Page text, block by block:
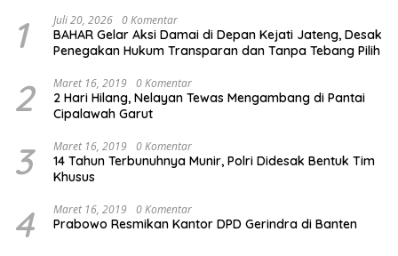
1 Juli 20, 2026 0 Komentar
BAHAR Gelar Aksi Damai di Depan Kejati Jateng, Desak
Penegakan Hukum Transparan dan Tanpa Tebang Pilih
2 Maret 16, 2019 0 Komentar
2 Hari Hilang, Nelayan Tewas Mengambang di Pantai
Cipalawah Garut
3 Maret 16, 2019 0 Komentar
14 Tahun Terbunuhnya Munir, Polri Didesak Bentuk Tim
Khusus
4 Maret 16, 2019 0 Komentar
Prabowo Resmikan Kantor DPD Gerindra di Banten